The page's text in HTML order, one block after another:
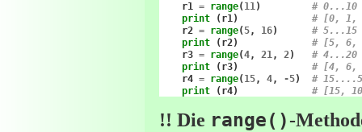
r1 = range( 11)
# 0...10
print
( r1)
# [0, 1,
r2 = range( 5, 16)
# 5...15
print
( r2)
# [5, 6,
r3 = range(4, 21, 2)
# 4...20
print
( r3)
# [4, 6,
r4 = range( 15, 4, -5)
#
print
( r4) # [15,
!! Die range()-